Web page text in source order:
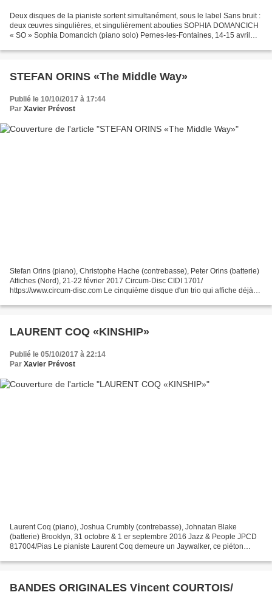
Deux disques de la pianiste sortent simultanément, sous le label Sans bruit :
deux œuvres singulières, et singulièrement abouties SOPHIA DOMANCICH
« SO » Sophia Domancich (piano solo) Pernes-les-Fontaines, 14-15 avril
STEFAN ORINS «The Middle Way»
Publié le 10/10/2017 à 17:44
Par Xavier Prévost
Stefan Orins (piano), Christophe Hache (contrebasse), Peter Orins (batterie)
Attiches (Nord), 21-22 février 2017 Circum-Disc CIDI 1701/
https://www.circum-disc.com Le cinquième disque d'un trio qui affiche déjà
LAURENT COQ «KINSHIP»
Publié le 05/10/2017 à 22:14
Par Xavier Prévost
Laurent Coq (piano), Joshua Crumbly (contrebasse), Johnatan Blake
(batterie) Brooklyn, 31 octobre & 1 er septembre 2016 Jazz & People JPCD
817004/Pias Le pianiste Laurent Coq demeure un Jaywalker, ce piéton
BANDES ORIGINALES Vincent COURTOIS/